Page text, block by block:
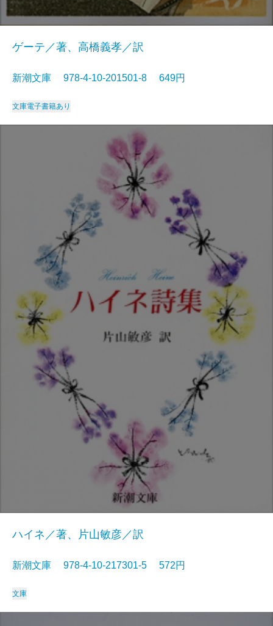
ゲーテ／著、高橋義孝／訳
新潮文庫 978-4-10-201501-8 649円
文庫電子書籍あり
ハイネ／著、片山敏彦／訳
新潮文庫 978-4-10-217301-5 572円
文庫